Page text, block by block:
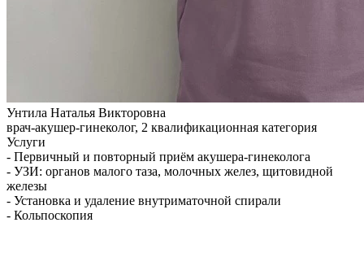
Унтила Наталья Викторовна
врач-акушер-гинеколог, 2 квалификационная категория
Услуги
- Первичный и повторный приём акушера-гинеколога
- УЗИ: органов малого таза, молочных желез, щитовидной
железы
- Установка и удаление внутриматочной спирали
- Кольпоскопия